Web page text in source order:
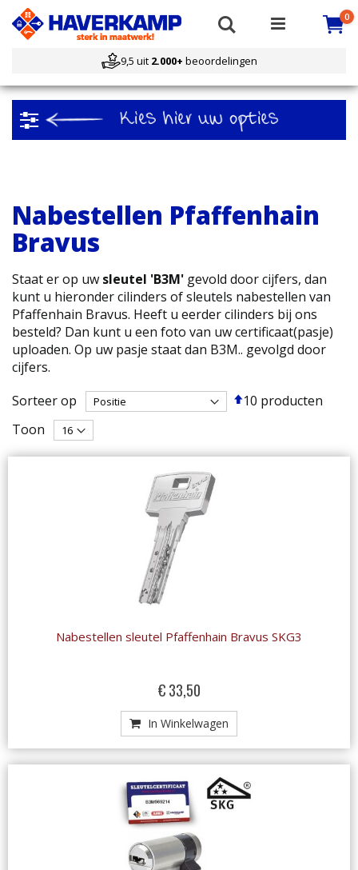
0
9,5 uit 2.000+ beoordelingen
Nabestellen Pfaffenhain
Bravus
Staat er op uw sleutel 'B3M' gevold door cijfers, dan
kunt u hieronder cilinders of sleutels nabestellen van
Pfaffenhain Bravus. Heeft u eerder cilinders bij ons
besteld? Dan kunt u een foto van uw certificaat(pasje)
uploaden. Op uw pasje staat dan B3M.. gevolgd door
cijfers.
Sorteer op
Van
laag
10 producten
Toon
Nabestellen sleutel Pfaffenhain Bravus SKG3
€ 33,50
In Winkelwagen